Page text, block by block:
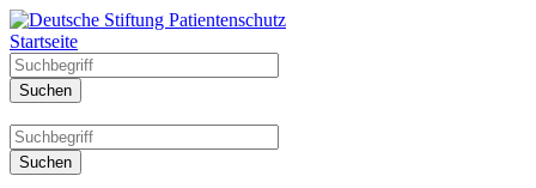
Startseite